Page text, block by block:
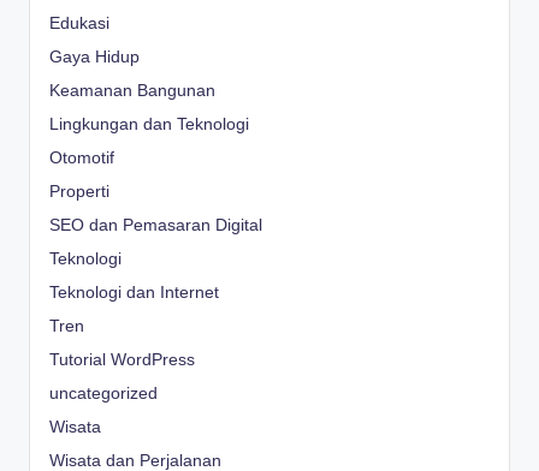
Edukasi
Gaya Hidup
Keamanan Bangunan
Lingkungan dan Teknologi
Otomotif
Properti
SEO dan Pemasaran Digital
Teknologi
Teknologi dan Internet
Tren
Tutorial WordPress
uncategorized
Wisata
Wisata dan Perjalanan